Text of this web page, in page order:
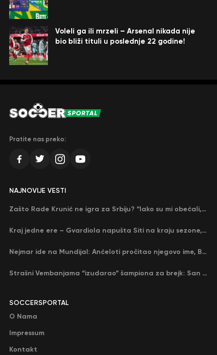
Voleli ga ili mrzeli – Arsenal nikada nije
bio bliži tituli u poslednje 22 godine!
Pratite nas preko:
SOCCERSPORTAL
O Nama
Impressum
Kontakt
NAJNOVIJE VESTI
Zašto Rade Krunić ne igra za Srbiju? “Iako su mi obećali, niko me nije zvao…”
Kraj jedne ere – Gvardiola napušta Siti na kraju sezone, menja ga njegov nekadašnji rival
Nejmar ide na Mundijal: Anćeloti pročitao njegovo ime, Brazil u delirijumu (VIDEO)
Strašni Vembanjama “izudarao” šampiona za brejk: San Antonio poveo protiv Oklahome